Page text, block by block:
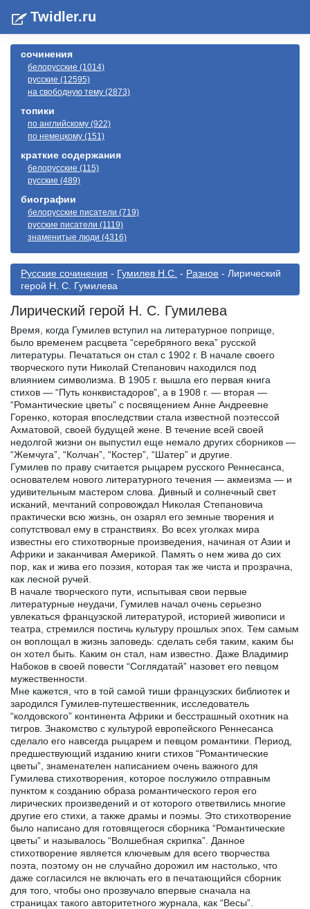
Twidler.ru
сочинения
белорусские (1014)
русские (12595)
на свободную тему (2873)
топики
по английскому (922)
по немецкому (151)
краткие содержания
белорусские (115)
русские (489)
биографии
белорусские писатели (719)
русские писатели (1119)
знаменитые люди (4316)
Русские сочинения - Гумилев Н.С. - Разное - Лирический
герой Н. С. Гумилева
Лирический герой Н. С. Гумилева
Время, когда Гумилев вступил на литературное поприще,
было временем расцвета “серебряного века” русской
литературы. Печататься он стал с 1902 г. В начале своего
творческого пути Николай Степанович находился под
влиянием символизма. В 1905 г. вышла его первая книга
стихов — “Путь конквистадоров”, а в 1908 г. — вторая —
“Романтические цветы” с посвящением Анне Андреевне
Горенко, которая впоследствии стала известной поэтессой
Ахматовой, своей будущей жене. В течение всей своей
недолгой жизни он выпустил еще немало других сборников —
“Жемчуга”, “Колчан”, “Костер”, “Шатер” и другие.
Гумилев по праву считается рыцарем русского Реннесанса,
основателем нового литературного течения — акмеизма — и
удивительным мастером слова. Дивный и солнечный свет
исканий, мечтаний сопровождал Николая Степановича
практически всю жизнь, он озарял его земные творения и
сопутствовал ему в странствиях. Во всех уголках мира
известны его стихотворные произведения, начиная от Азии и
Африки и заканчивая Америкой. Память о нем жива до сих
пор, как и жива его поэзия, которая так же чиста и прозрачна,
как лесной ручей.
В начале творческого пути, испытывая свои первые
литературные неудачи, Гумилев начал очень серьезно
увлекаться французской литературой, историей живописи и
театра, стремился постичь культуру прошлых эпох. Тем самым
он воплощал в жизнь заповедь: сделать себя таким, каким бы
он хотел быть. Каким он стал, нам известно. Даже Владимир
Набоков в своей повести “Соглядатай” назовет его певцом
мужественности.
Мне кажется, что в той самой тиши французских библиотек и
зародился Гумилев-путешественник, исследователь
“колдовского” континента Африки и бесстрашный охотник на
тигров. Знакомство с культурой европейского Реннесанса
сделало его навсегда рыцарем и певцом романтики. Период,
предшествующий изданию книги стихов “Романтические
цветы”, знаменателен написанием очень важного для
Гумилева стихотворения, которое послужило отправным
пунктом к созданию образа романтического героя его
лирических произведений и от которого ответвились многие
другие его стихи, а также драмы и поэмы. Это стихотворение
было написано для готовящегося сборника “Романтические
цветы” и называлось “Волшебная скрипка”. Данное
стихотворение является ключевым для всего творчества
поэта, поэтому он не случайно дорожил им настолько, что
даже согласился не включать его в печатающийся сборник
для того, чтобы оно прозвучало впервые сначала на
страницах такого авторитетного журнала, как “Весы”.